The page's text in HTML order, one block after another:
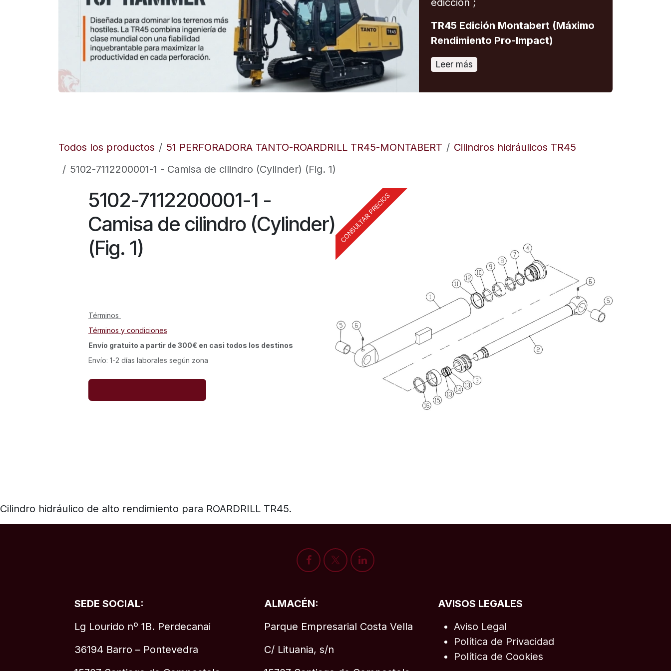
edicción ;
TR45 Edición Montabert (Máximo
Rendimiento Pro-Impact)
Leer más
Todos los productos 51 PERFORADORA TANTO-ROARDRILL TR45-MONTABERT
Cilindros hidráulicos TR45
5102-7112200001-1 - Camisa de cilindro (Cylinder) (Fig. 1)
CONSULTAR PRECIOS
5102-7112200001-1 -
Camisa de cilindro (Cylinder)
(Fig. 1)
Términos
Términos y condiciones
Envío gratuito a partir de 300€ en casi todos los destinos
Envío: 1-2 días laborales según zona
Cilindro hidráulico de alto rendimiento para ROARDRILL TR45.
SEDE SOCIAL:
Lg Lourido nº 1B. Perdecanai
36194 Barro – Pontevedra
ALMACÉN:
Parque Empresarial Costa Vella
C/ Lituania, s/n
AVISOS LEGALES
Aviso Legal
Política de Privacidad
Política de Cookies